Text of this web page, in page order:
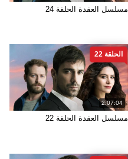
مسلسل العقدة الحلقة 24
2:07:04
الحلقة 22
مسلسل العقدة الحلقة 22